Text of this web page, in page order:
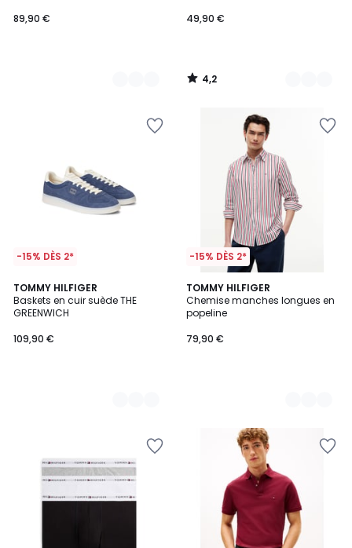
89,90 €
49,90 €
4,2
/
-15% DÈS 2*
TOMMY HILFIGER
Baskets en cuir suède THE
GREENWICH
109,90 €
2
Couleurs
-15% DÈS 2*
TOMMY HILFIGER
Chemise manches longues en
popeline
79,90 €
2
Couleurs